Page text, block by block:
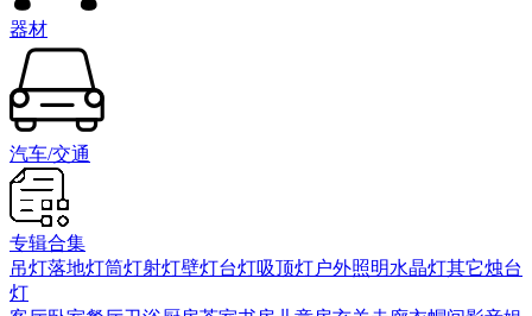
器材
汽车/交通
专辑合集
吊灯落地灯筒灯射灯壁灯台灯吸顶灯户外照明水晶灯其它烛台
灯